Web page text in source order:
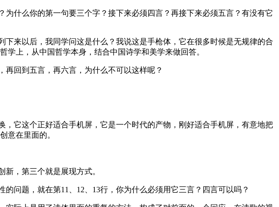
什么你的第一句要三个字？接下来必须四言？再接下来必须五言？有没有它
来以后，我同学问这是什么？我说这是手枪体，它在很多时候是无规律的合
上，从中国哲学本身，结合中国诗学和美学来做回答。
回到五言，再六言，为什么不可以这样呢？
它这个正好适合手机屏，它是一个时代的产物，刚好适合手机屏，有意地把
意在里面的。
，第三个就是展现方式。
问题，就在第11、12、13行，你为什么必须用它三言？四言可以吗？